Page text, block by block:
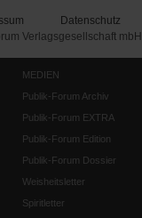
Datenschutz
Verlagsgesellschaft mbH
MEDIEN
Publik-Forum Archiv
Publik-Forum EXTRA
Publik-Forum Edition
Publik-Forum Dossier
Weisheitsletter
Spiritletter